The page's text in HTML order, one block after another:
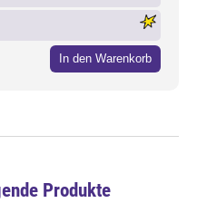
In den Warenkorb
Produkte